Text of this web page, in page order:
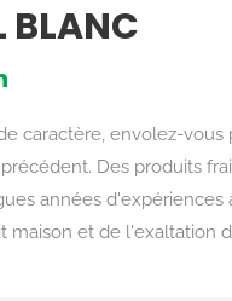
BLANC
caractère, envolez-vous
Des produits
années d'expériences
maison et de l'exaltation